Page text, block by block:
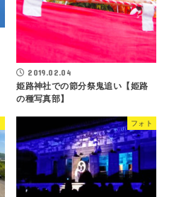
2019.02.04
姫路神社での節分祭鬼追い【姫路
の種写真部】
フォト